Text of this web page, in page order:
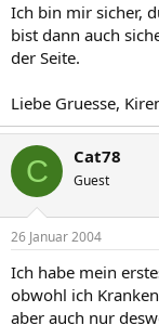
Ich bin mir sicher,
bist dann auch
der Seite.
Liebe Gruesse,
C Cat78
Guest
26 Januar 2004
Ich habe mein
obwohl ich
aber auch nur